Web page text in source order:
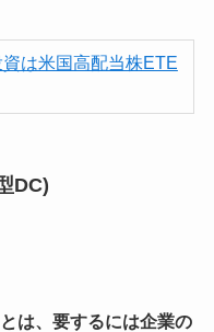
は米国高配当株ETE
DC)
は、要するには企業の